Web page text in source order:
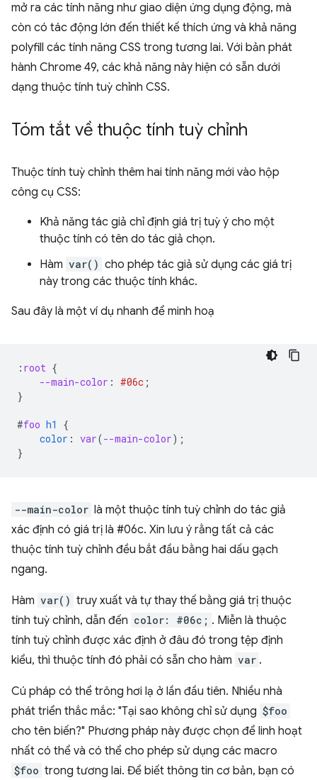
mở ra các tính năng như giao diện ứng dụng động, mà
còn có tác động lớn đến thiết kế thích ứng và khả năng
polyfill các tính năng CSS trong tương lai. Với bản phát
hành Chrome 49, các khả năng này hiện có sẵn dưới
dạng thuộc tính tuỳ chỉnh CSS.
Tóm tắt về thuộc tính tuỳ chỉnh
Thuộc tính tuỳ chỉnh thêm hai tính năng mới vào hộp
công cụ CSS:
Khả năng tác giả chỉ định giá trị tuỳ ý cho một
thuộc tính có tên do tác giả chọn.
Hàm var() cho phép tác giả sử dụng các giá trị
này trong các thuộc tính khác.
Sau đây là một ví dụ nhanh để minh hoạ
: root {
--main-color : #06c ;
}
#foo h1
{
color : var(--main-color);
}
--main-color là một thuộc tính tuỳ chỉnh do tác giả
xác định có giá trị là #06c. Xin lưu ý rằng tất cả các
thuộc tính tuỳ chỉnh đều bắt đầu bằng hai dấu gạch
ngang.
Hàm var() truy xuất và tự thay thế bằng giá trị thuộc
tính tuỳ chỉnh, dẫn đến color: #06c; . Miễn là thuộc
tính tuỳ chỉnh được xác định ở đâu đó trong tệp định
kiểu, thì thuộc tính đó phải có sẵn cho hàm var .
Cú pháp có thể trông hơi lạ ở lần đầu tiên. Nhiều nhà
phát triển thắc mắc: "Tại sao không chỉ sử dụng $foo
cho tên biến?" Phương pháp này được chọn để linh hoạt
nhất có thể và có thể cho phép sử dụng các macro
$foo trong tương lai. Để biết thông tin cơ bản, bạn có